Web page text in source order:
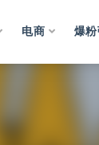
电商 爆粉